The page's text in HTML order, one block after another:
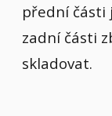
přední části
zadní části
skladovat.